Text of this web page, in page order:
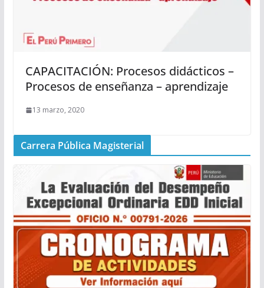
CAPACITACIÓN: Procesos didácticos –
Procesos de enseñanza – aprendizaje
13 marzo, 2020
Carrera Pública Magisterial